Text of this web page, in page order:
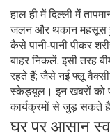
हाल ही में दिल्ली में
जलन और थकान महसूस
कैसे पानी‑पानी पीकर
बाहर निकलें. इसी तरह
रहते हैं; जैसे नई फ्लू
स्केड्यूल। इन खबरों को
कार्यक्रमों से जुड़ सकते
घर पर आसान